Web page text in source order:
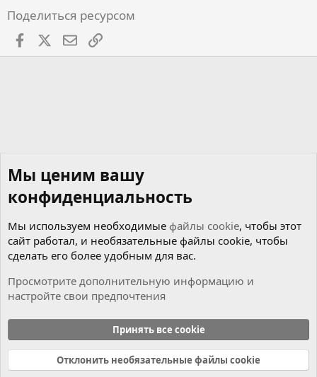
0
в
ё
з
Поделиться ресурсом
Facebook ПочтаСсылкой
Cookies
Russian (RU)
Связь с нами
Условия и правила
Политика конфиденциальности
Справка Главная R
Мы ценим вашу
конфиденциальность
Мы используем необходимые файлы cookie, чтобы этот
сайт работал, и необязательные файлы cookie, чтобы
сделать его более удобным для вас.
Просмотрите дополнительную информацию и
настройте свои предпочтения
Принять все cookie
Отклонить необязательные файлы cookie